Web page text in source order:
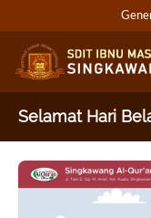
Selamat Hari